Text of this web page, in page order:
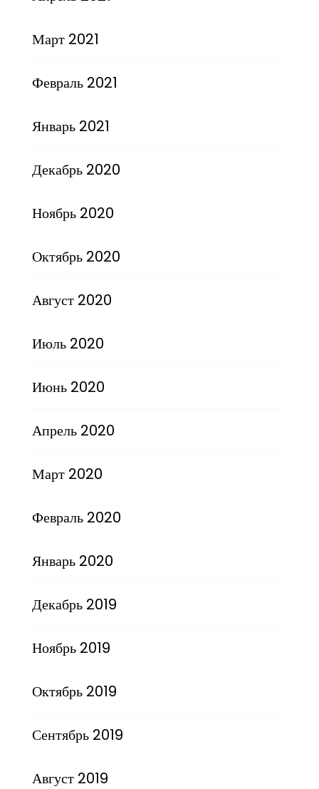
Март 2021
Февраль 2021
Январь 2021
Декабрь 2020
Ноябрь 2020
Октябрь 2020
Август 2020
Июль 2020
Июнь 2020
Апрель 2020
Март 2020
Февраль 2020
Январь 2020
Декабрь 2019
Ноябрь 2019
Октябрь 2019
Сентябрь 2019
Август 2019